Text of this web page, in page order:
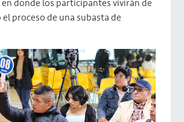
en donde los participantes vivirán de
proceso de una subasta de